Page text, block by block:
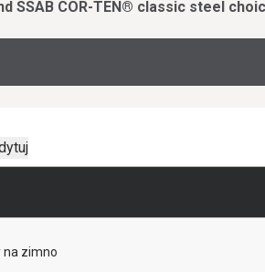
SSAB COR-TEN® classic steel
na zimno